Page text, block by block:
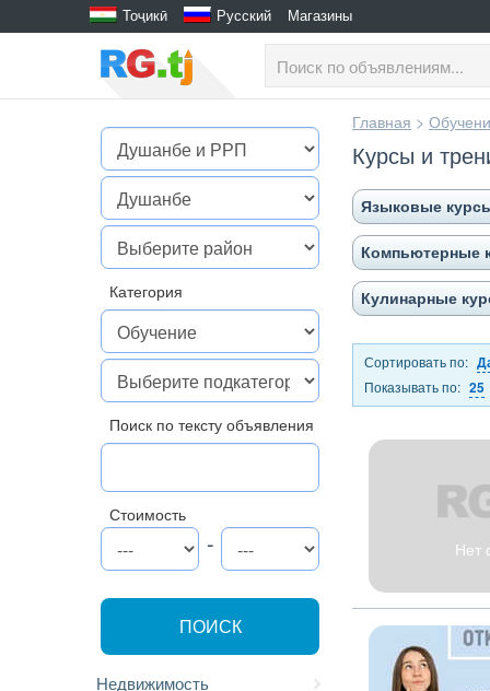
Тоҷикӣ Русский Магазины
Категория
Поиск по тексту объявления
Стоимость
-
ПОИСК
Недвижимость
Главная >
Курсы и
Языковые
Компьютерные
Кулинарные
Сортировать по:
Показывать по: 25
Нет